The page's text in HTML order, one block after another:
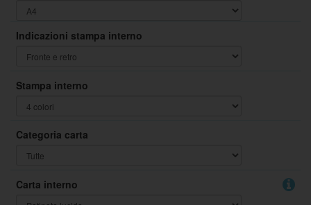
Indicazioni stampa interno
Stampa interno
Categoria carta
Carta interno